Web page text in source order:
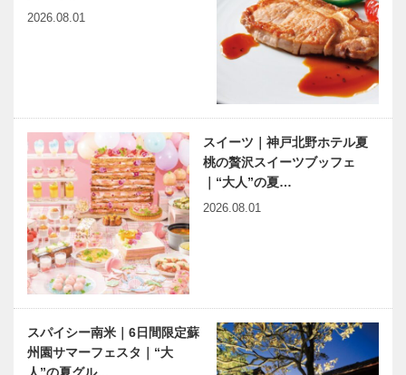
137…
ベトナム元気
X躍動するア
ジア 第5回｜
ハノイ市内観
光の穴場？―
ッテセ…
六甲山開祖・
グルームゆか
りの 白鬚神
社がお引っ越
し
あいまのりすと ～タイム
リミット1時間の小散歩～
Vol.5
2026.08.01
スイーツ｜神戸北野ホテル夏
桃の贅沢スイーツブッフェ
｜“大人”の夏…
2026.08.01
スパイシー南米｜6日間限定蘇
州園サマーフェスタ｜“大
人”の夏グル…